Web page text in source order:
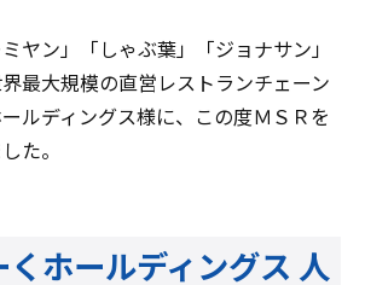
ヤン」「しゃぶ葉」「ジョナサン」
最大規模の直営レストランチェーン
ルディングス様に、この度ＭＳＲを
た。
ホールディングス 人